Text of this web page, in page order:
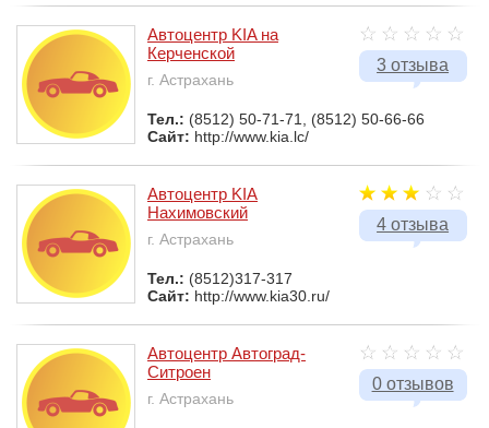
3 отзыва
Автоцентр KIA на
Керченской
г. Астрахань
Тел.: (8512) 50-71-71, (8512) 50-66-66
Сайт: http://www.kia.lc/
4 отзыва
Автоцентр KIA
Нахимовский
г. Астрахань
Тел.: (8512)317-317
Сайт: http://www.kia30.ru/
0 отзывов
Автоцентр Автоград-
Ситроен
г. Астрахань